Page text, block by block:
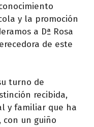
y la promoción
a Dª Rosa
de este
turno de
recibida,
y familiar que ha
con un guiño